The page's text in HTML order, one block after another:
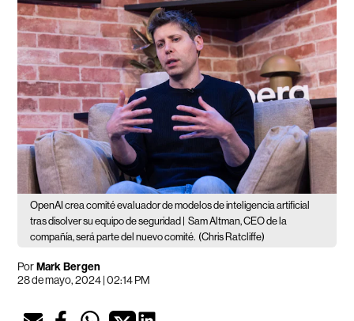
OpenAI crea comité evaluador de modelos de inteligencia artificial
tras disolver su equipo de seguridad |
Sam Altman, CEO de la
compañía, será parte del nuevo comité. (Chris Ratcliffe)
PorMark Bergen
28 de mayo, 2024 | 02:14 PM